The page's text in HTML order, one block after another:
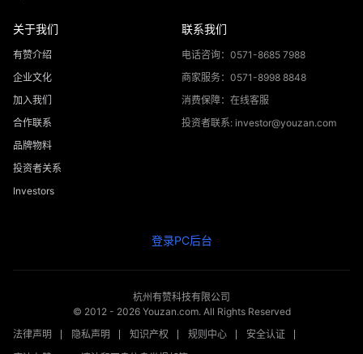
关于我们
有赞介绍
企业文化
加入我们
合作联系
品牌物料
投资者关系
Investors
联系我们
电话咨询：0571-8685 7988
商家服务：0571-8998 8848
消费保障：在线客服
投资者联系: investor@youzan.com
登录PC后台
杭州有赞科技有限公司
© 2012 - 2026Youzan.com. All Rights Reserved
法律声明
隐私声明 知识产权 规则中心
安全认证